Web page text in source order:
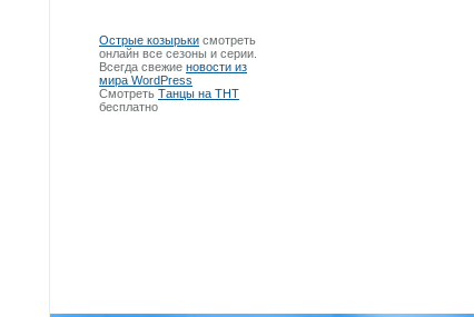
Острые козырьки смотреть
онлайн все сезоны и серии.
Всегда свежие новости из
мира WordPress
Смотреть Танцы на ТНТ
бесплатно